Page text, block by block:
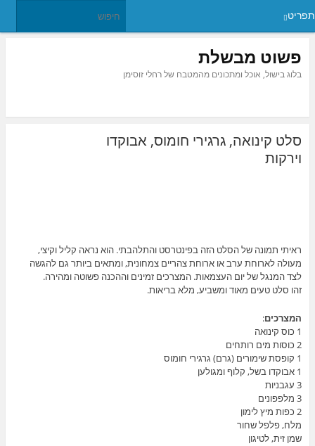
תפריט
פשוט מבשלת
בלוג בישול, אוכל ומתכונים מהמטבח של רחלי זוסימן
סלט קינואה, גרגירי חומוס, אבוקדו
וירקות
ראיתי תמונה של הסלט הזה בפינטרסט והתלהבתי. הוא נראה קליל וקיצי,
מעולה לארוחת ערב או ארוחת צהריים צמחונית, ומתאים ביותר גם להגשה
לצד המנגל של יום העצמאות. המצרכים זמינים וההכנה פשוטה ומהירה.
זהו סלט טעים מאוד ומשביע, מלא בריאות.
המצרכים:
1 כוס קינואה
2 כוסות מים רותחים
1 קופסת שימורים (גרם) גרגירי חומוס
1 אבוקדו בשל, קלוף ומגולען
3 עגבניות
3 מלפפונים
2 כפות מיץ לימון
מלח, פלפל שחור
שמן זית, לטיגון